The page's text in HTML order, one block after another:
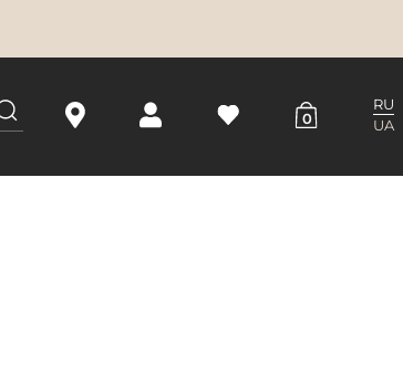
0
RU
UA